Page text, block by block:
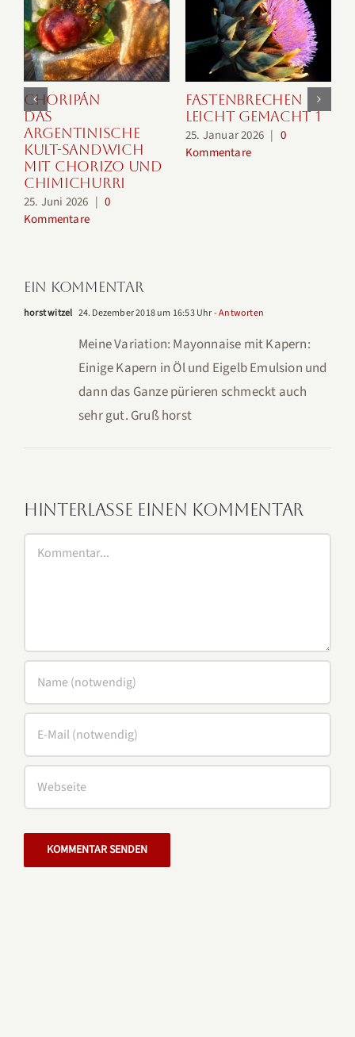
Choripán
Das
argentinische
Kult-Sandwich
mit Chorizo und
Chimichurri
25. Juni 2026 | 0
Kommentare
Fastenbrechen
leicht gemacht 1
25. Januar 2026 | 0
Kommentare
Ein Kommentar
horst witzel 24. Dezember 2018 um 16:53 Uhr- Antworten
Meine Variation: Mayonnaise mit Kapern:
Einige Kapern in Öl und Eigelb Emulsion und
dann das Ganze pürieren schmeckt auch
sehr gut. Gruß horst
Hinterlasse einen Kommentar
Kommentar